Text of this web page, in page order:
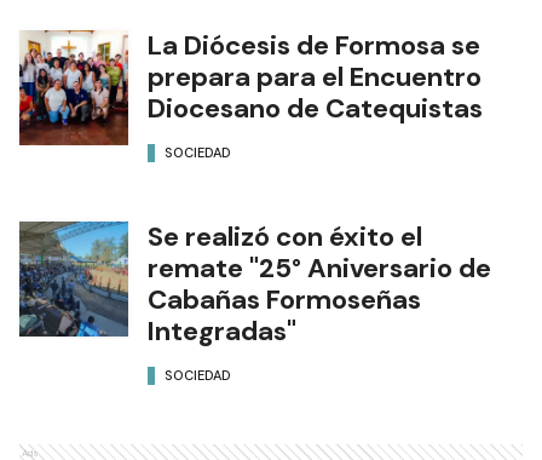
La Diócesis de Formosa se
prepara para el Encuentro
Diocesano de Catequistas
SOCIEDAD
Se realizó con éxito el
remate "25° Aniversario de
Cabañas Formoseñas
Integradas"
SOCIEDAD
Ads